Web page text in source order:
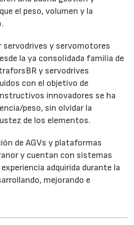
el peso, volumen y la
servodrives y servomotores
la ya consolidada familia de
y servodrives
con el objetivo de
innovadores se ha
peso, sin olvidar la
de los elementos.
de AGVs y plataformas
y cuentan con sistemas
adquirida durante la
mejorando e